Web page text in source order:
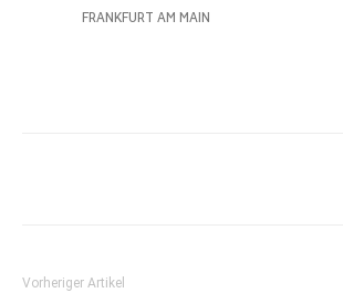
Vorheriger Artikel